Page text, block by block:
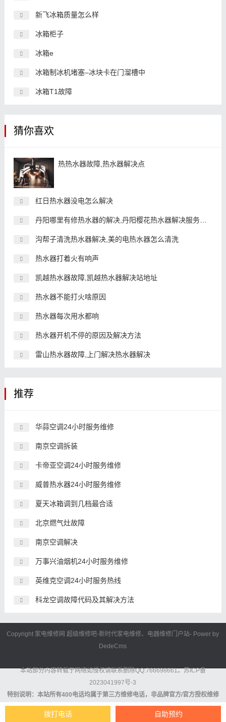
新飞冰箱质量怎么样
冰箱柜子
冰箱e
冰箱制冰机堵塞–冰块卡在门溜槽中
冰箱T1故障
猜你喜欢
热热水器故障,热水器解决点
红日热水器没电怎么解决
丹阳哪里有修热水器的解决,丹阳樱花热水器解决服务维修
沟帮子清洗热水器解决,美的电热水器怎么清洗
热水器打着火有响声
凯越热水器故障,凯越热水器解决站地址
热水器不能打火啥原因
热水器每次用水都响
热水器开机不停的原因及解决方法
雷山热水器故障,上门解决热水器解决
推荐
华蒜空调24小时服务维修
南京空调拆装
卡帝亚空调24小时服务维修
威普热水器24小时服务维修
夏天冰箱调到几档最合适
北京燃气灶故障
南京空调解决
万事兴油烟机24小时服务维修
英维克空调24小时服务热线
科龙空调故障代码及其解决方法
Copyright 家电维修网超级维修吧-新时代家电维修、电器维修门户站- Power by
DedeCms
本站部分内容转载于网络如侵权请联系删除QQ:766698661。苏ICP备
2023041997号-3
特别说明：本站所有400电话均属于第三方维修电话，非品牌官方/官方授权维修
电话。对于提供的服务内容及服务结果无法做出任何保证或者承诺，消费者依其
意志自主选择维修服务商，并自行承担后续风险，我们不承担任何法律责任。
拨打电话 自助预约